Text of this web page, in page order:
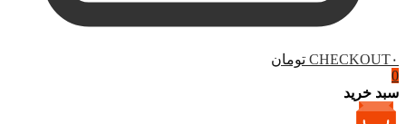
CHECKOUT۰ تومان
0
سبد خرید